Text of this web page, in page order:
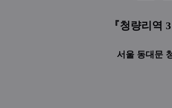
『청량리역
서울 동대문